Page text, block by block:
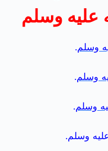
عليه وسلم
وسلم.
وسلم.
وسلم.
وسلم.